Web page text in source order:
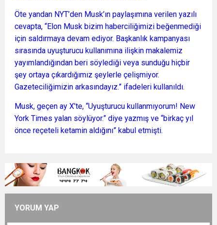
Öte yandan NYT’den Musk’ın paylaşımına verilen yazılı
cevapta, “Elon Musk bizim haberciliğimizi beğenmediği
için saldırmaya devam ediyor. Başkanlık kampanyası
sırasında uyuşturucu kullanımına ilişkin makalemiz
yayımlandığından beri söylediği veya sunduğu hiçbir
şey ortaya çıkardığımız şeylerle çelişmiyor.
Gazeteciliğimizin arkasındayız.” ifadeleri kullanıldı.
Musk, geçen ay X’te, “Uyuşturucu kullanmıyorum! New
York Times yalan söylüyor.” diye yazmış ve “birkaç yıl
önce reçeteli ketamin aldığını” kabul etmişti.
YORUM YAP